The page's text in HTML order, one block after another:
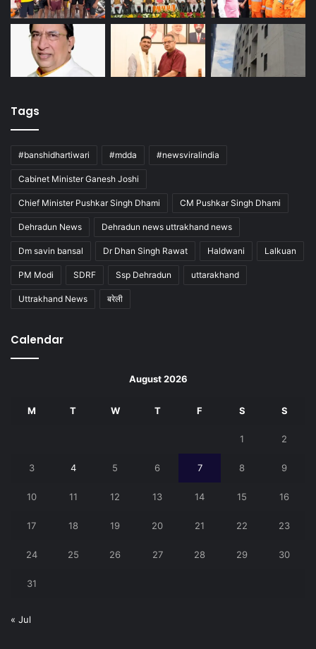
Tags
#banshidhartiwari #mdda #newsviralindia
Cabinet Minister Ganesh Joshi
Chief Minister Pushkar Singh Dhami CM Pushkar Singh Dhami
Dehradun News Dehradun news uttrakhand news
Dm savin bansal Dr Dhan Singh Rawat Haldwani Lalkuan
PM Modi SDRF Ssp Dehradun uttarakhand
Uttrakhand News बरेली
Calendar
August 2026
M T W T F S S
1 2
3 4 5 6 7 8 9
10 11 12 13 14 15 16
17 18 19 20 21 22 23
24 25 26 27 28 29 30
31
« Jul